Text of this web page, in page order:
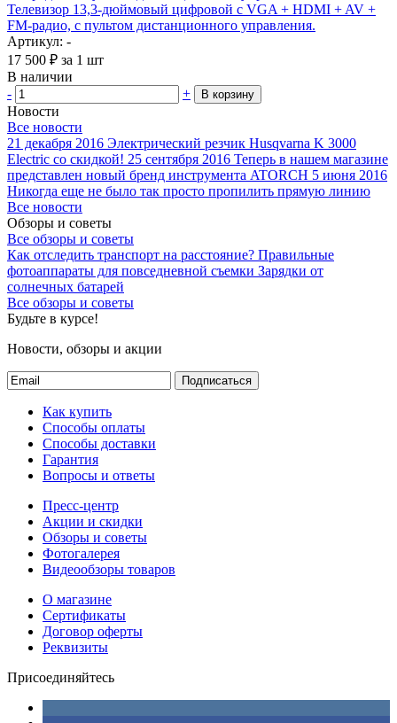
Телевизор 13,3-дюймовый цифровой с VGA + HDMI + AV +
FM-радио, с пультом дистанционного управления.
Артикул: -
17 500 ₽ за 1 шт
В наличии
-
+ В корзину
Новости
Все новости
21 декабря 2016 Электрический резчик Husqvarna K 3000
Electric со скидкой! 25 сентября 2016 Теперь в нашем магазине
представлен новый бренд инструмента ATORCH 5 июня 2016
Никогда еще не было так просто пропилить прямую линию
Все новости
Обзоры и советы
Все обзоры и советы
Как отследить транспорт на расстояние? Правильные
фотоаппараты для повседневной съемки Зарядки от
солнечных батарей
Все обзоры и советы
Будьте в курсе!
Новости, обзоры и акции
Подписаться
Как купить
Способы оплаты
Способы доставки
Гарантия
Вопросы и ответы
Пресс-центр
Акции и скидки
Обзоры и советы
Фотогалерея
Видеообзоры товаров
О магазине
Сертификаты
Договор оферты
Реквизиты
Присоединяйтесь